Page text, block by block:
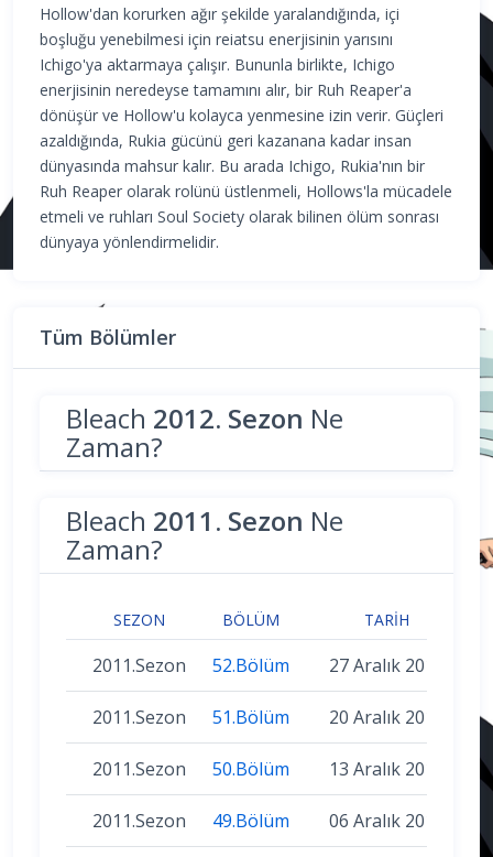
Hollow'dan korurken ağır şekilde yaralandığında, içi
boşluğu yenebilmesi için reiatsu enerjisinin yarısını
Ichigo'ya aktarmaya çalışır. Bununla birlikte, Ichigo
enerjisinin neredeyse tamamını alır, bir Ruh Reaper'a
dönüşür ve Hollow'u kolayca yenmesine izin verir. Güçleri
azaldığında, Rukia gücünü geri kazanana kadar insan
dünyasında mahsur kalır. Bu arada Ichigo, Rukia'nın bir
Ruh Reaper olarak rolünü üstlenmeli, Hollows'la mücadele
etmeli ve ruhları Soul Society olarak bilinen ölüm sonrası
dünyaya yönlendirmelidir.
Tüm Bölümler
Bleach 2012. Sezon Ne
Zaman?
Bleach 2011. Sezon Ne
Zaman?
SEZON BÖLÜM TARIH
2011.Sezon 52.Bölüm 27 Aralık 2011
2011.Sezon 51.Bölüm 20 Aralık 2011
2011.Sezon 50.Bölüm 13 Aralık 2011
2011.Sezon 49.Bölüm 06 Aralık 2011